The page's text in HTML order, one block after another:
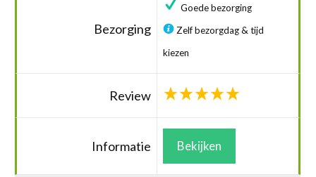
Bezorging
Goede bezorging
Zelf bezorgdag & tijd
kiezen
Review
Informatie Bekijken